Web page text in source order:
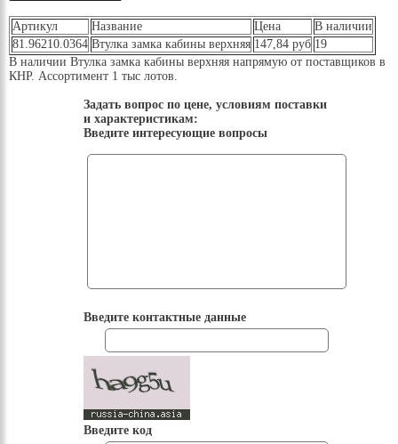
Артикул Название Цена
В наличии
81.96210.0364 Втулка замка кабины верхняя 147,84 руб 19
В наличии Втулка замка кабины верхняя напрямую от поставщиков в
КНР. Ассортимент 1 тыс лотов.
Задать вопрос по цене, условиям поставки
и характеристикам:
Введите интересующие вопросы
Введите контактные данные
Введите код